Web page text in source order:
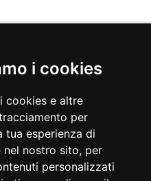
i cookies
cookies e altre
per
tua esperienza di
nel nostro sito, per
personalizzati
per lasciare un
after signing in
Ora